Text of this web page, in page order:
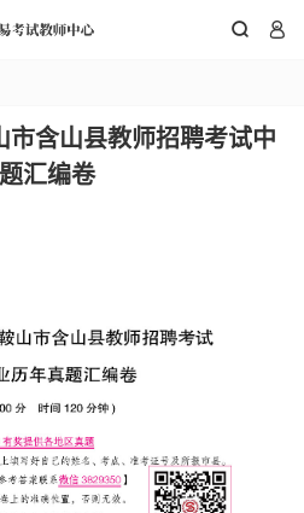
 
含山县教师招聘考试中
汇编卷